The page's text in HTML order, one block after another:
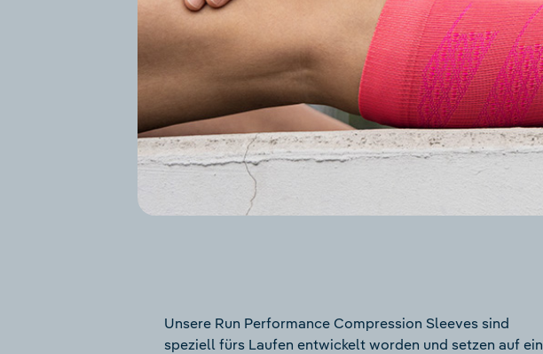
Unsere Run Performance Compression Sleeves sind
speziell fürs Laufen entwickelt worden und setzen auf ein